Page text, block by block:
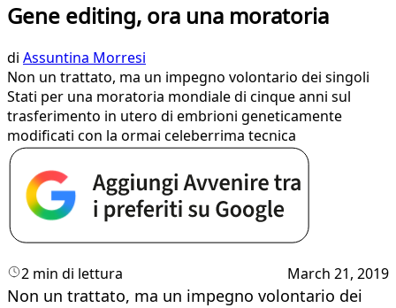
Gene editing, ora una moratoria
di Assuntina Morresi
Non un trattato, ma un impegno volontario dei singoli
Stati per una moratoria mondiale di cinque anni sul
trasferimento in utero di embrioni geneticamente
modificati con la ormai celeberrima tecnica
2 min di lettura March 21, 2019
Non un trattato, ma un impegno volontario dei